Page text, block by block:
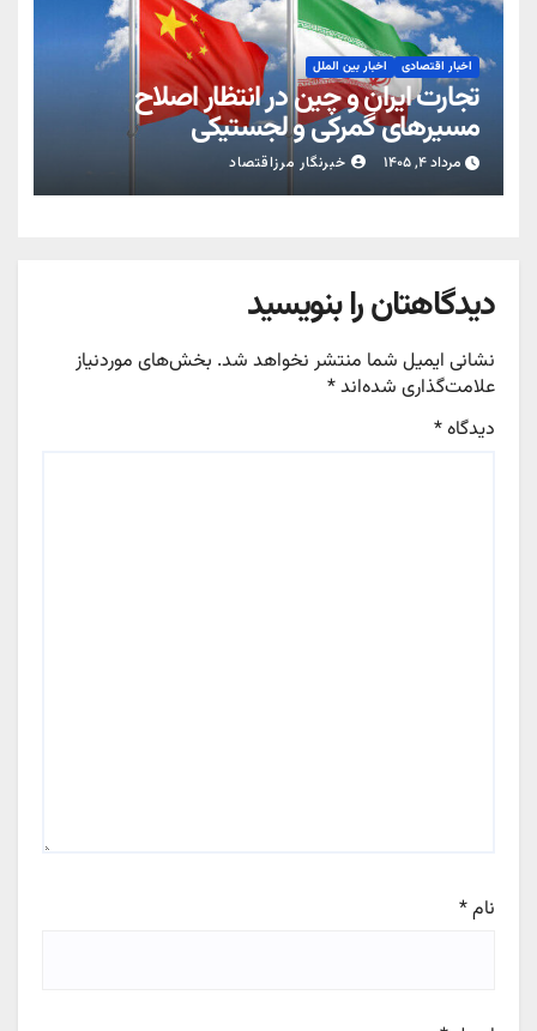
اخبار اقتصادی اخبار بین الملل
تجارت ایران و چین در انتظار اصلاح
مسیرهای گمرکی و لجستیکی
مرداد ۴, ۱۴۰۵ خبرنگار مرزاقتصاد
دیدگاهتان را بنویسید
نشانی ایمیل شما منتشر نخواهد شد. بخش‌های موردنیاز
علامت‌گذاری شده‌اند*
دیدگاه*
نام*